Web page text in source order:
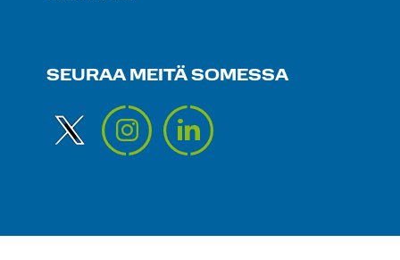
SEURAA MEITÄ SOMESSA